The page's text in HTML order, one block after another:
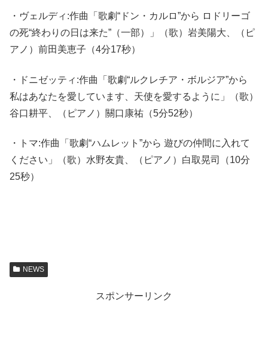
・ヴェルディ:作曲「歌劇“ドン・カルロ”から ロドリーゴ
の死“終わりの日は来た”（一部）」（歌）岩美陽大、（ピ
アノ）前田美恵子（4分17秒）
・ドニゼッティ:作曲「歌劇“ルクレチア・ボルジア”から
私はあなたを愛しています、天使を愛するように」（歌）
谷口耕平、（ピアノ）關口康祐（5分52秒）
・トマ:作曲「歌劇“ハムレット”から 遊びの仲間に入れて
ください」（歌）水野友貴、（ピアノ）白取晃司（10分
25秒）
NEWS
スポンサーリンク